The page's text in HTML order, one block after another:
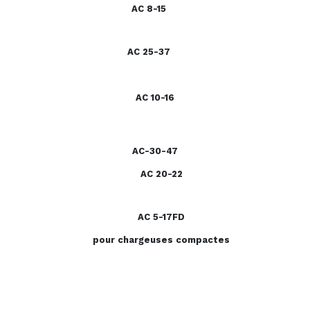
AC 8-15
AC 25-37
AC 10-16
AC-30-47
AC 20-22
AC 5-17FD
pour chargeuses compactes